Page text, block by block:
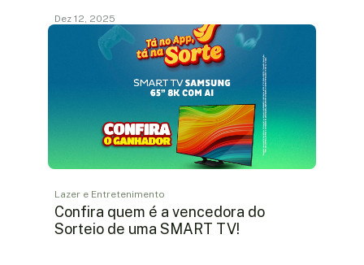
Dez 12, 2025
Lazer e Entretenimento
Confira quem é a vencedora do
Sorteio de uma SMART TV!